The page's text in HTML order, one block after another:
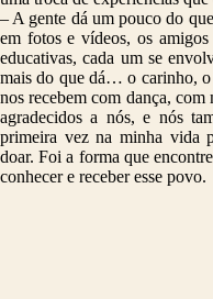
– A gente dá um pouco do
em fotos e vídeos, os
educativas, cada um se
mais do que dá… o carinho, o
nos recebem com dança, com
agradecidos a nós, e nós
primeira vez na minha vida
doar. Foi a forma que
conhecer e receber esse povo.